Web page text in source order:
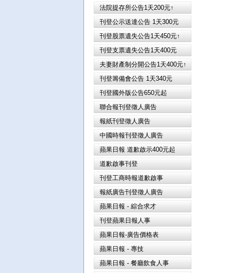
法院提存所公告1天200元↑
刊登公示送達公告 1天300元
刊登股票遺失公告1天450元↑
刊登支票遺失公告1天400元
夫妻財產制分開公告1天400元↑
刊登籌備會公告 1天340元
刊登國外版公告650元起
聯合報刊登徵人廣告
報紙刊登徵人廣告
中國時報刊登徵人廣告
蘋果日報 道歉啟示400元起
道歉啟事刊登
刊登工商時報道歉啟事
報紙廣告刊登徵人廣告
蘋果日報 - 綜合求才
刊登蘋果日報人事
蘋果日報-廣告價格表
蘋果日報 - 專技
蘋果日報 - 餐廳飲食人事